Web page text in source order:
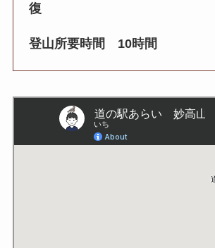
復
登山所要時間 10時間